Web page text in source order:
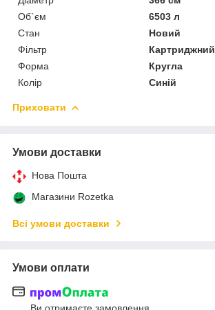
Об`єм
6503 л
Стан
Новий
Фільтр
Картриджний
Форма
Кругла
Колір
Синій
Приховати
Умови доставки
Нова Пошта
Магазини Rozetka
Всі умови доставки
Умови оплати
Ви отримаєте замовлення